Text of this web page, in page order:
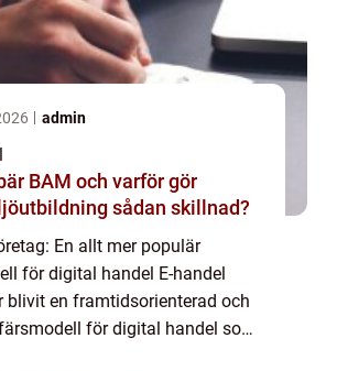
admin
BAM och varför gör
sådan skillnad?
En allt mer populär
för digital handel E-handel
blivit en framtidsorienterad och
för digital handel som